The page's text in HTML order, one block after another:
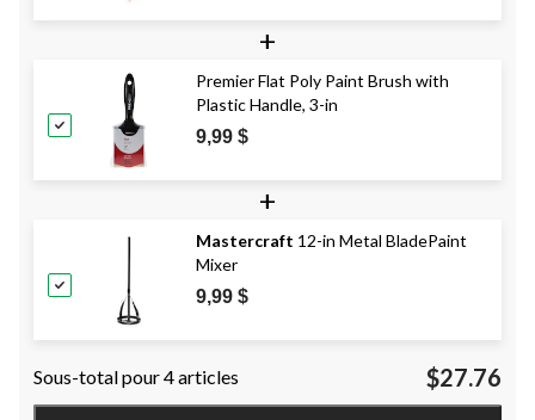
+
Premier Flat Poly Paint Brush with
Plastic Handle, 3-in
9,99 $
+
Mastercraft 12-in Metal BladePaint
Mixer
9,99 $
Sous-total pour 4 articles $27.76